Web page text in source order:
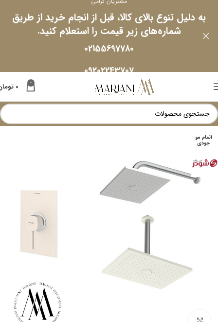
0
0
اتمام مو
جودی
به دلیل تنوع بالای کالا، قبل از انجام خرید از طریق
شماره‌های زیر قیمت را استعلام کنید.
02155697780
09202243707